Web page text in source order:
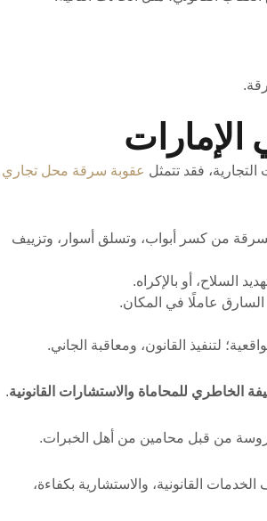
فقد تتمثل عقوبة سرقة محل تجاري
من كسر أبواب، وتسلق أسوار، وتزييف
السلاح، أو بالإكراه.
لتنفيذ القانون، ومعاقبة الجاني.
الخاطري للمحاماة والاستشارات القانونية.
من قبل محامين من أهل الخبرات.
القانونية، والاستشارية بكفاءة،